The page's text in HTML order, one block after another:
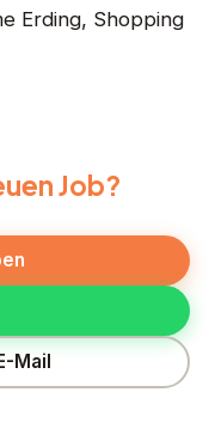
Erding, Shopping
Job?
Mail